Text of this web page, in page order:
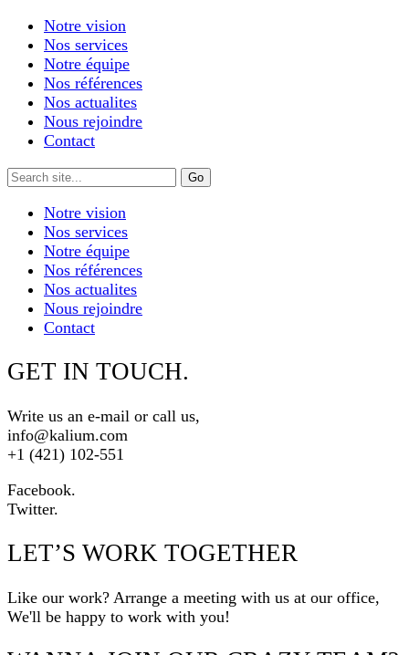
Notre vision
Nos services
Notre équipe
Nos références
Nos actualites
Nous rejoindre
Contact
Notre vision
Nos services
Notre équipe
Nos références
Nos actualites
Nous rejoindre
Contact
GET IN TOUCH.
Write us an e-mail or call us,
info@kalium.com
+1 (421) 102-551
Facebook.
Twitter.
LET’S WORK TOGETHER
Like our work? Arrange a meeting with us at our office,
We'll be happy to work with you!